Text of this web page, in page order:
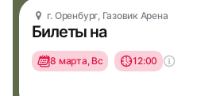
г. Оренбург, Газовик Арена
Билеты на
8 марта, Вс 12:00